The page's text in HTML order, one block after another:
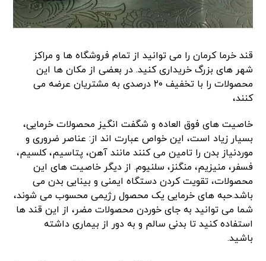
قند خرما کرمان را می توانید از تمام فروشگاه ها و مراکز
شهر های بزرگ خریداری کنید. در بعضی از مکان ها این
محصولات را با تخفیف ۲۰ درصدی به مشتریان عرضه می
کنند،
خاصیت های فوق العاده و شگفت انگیز محصولات خرمایی،
بسیار زیاد است، این خواص عبارت اند از: عناصر ضروری و
موردنیاز بدن را تامین می کنند مانند آهن، پتاسیم، کلسیم،
فسفر، منیزیم، منگنز، سلنیوم. از دیگر خاصیت های این
محصولات، تقویت کردن دستگاه ایمنی و بینایی بدن می
باشد.حبه های خرمایی یک محصول رژیمی محسوب می شوند،
شما می توانید به جای خوردن محصولات مضر، از این قند ها
استفاده کنید تا بدنی سالم و به دور از بیماری داشته
باشید.